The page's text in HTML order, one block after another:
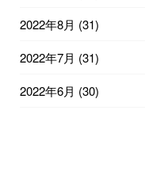
2022年8月 (31)
2022年7月 (31)
2022年6月 (30)